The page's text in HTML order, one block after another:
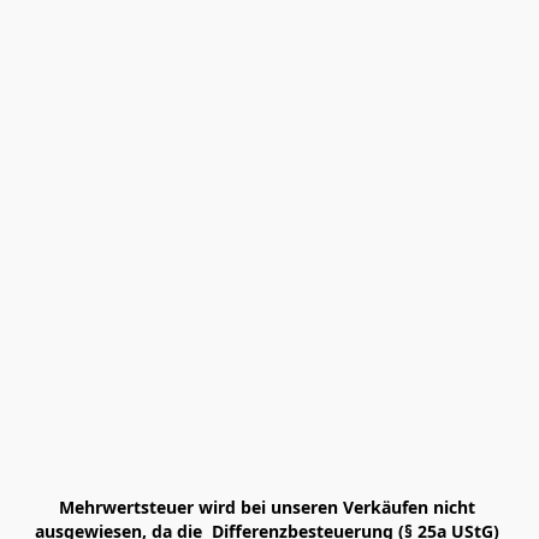
Mehrwertsteuer wird bei unseren Verkäufen nicht
ausgewiesen, da die  Differenzbesteuerung (§ 25a UStG)